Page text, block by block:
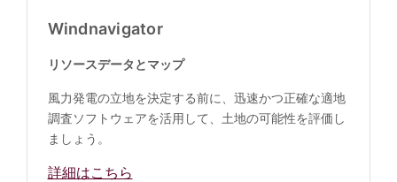
Windnavigator
リソースデータとマップ
風力発電の立地を決定する前に、迅速かつ正確な適地
調査ソフトウェアを活用して、土地の可能性を評価し
ましょう。
詳細はこちら